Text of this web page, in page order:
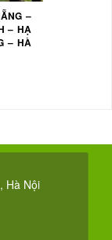
–
– HẠ
– HÀ
Hà Nội